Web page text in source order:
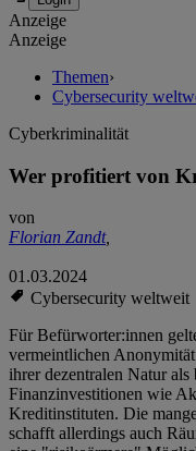
Anzeige
Anzeige
Themen›
Cybersecurity
Cyberkriminalität
Wer profitiert von
von
Florian Zandt,
01.03.2024
Cybersecurity weltweit
Für Befürworter:innen
vermeintlichen
ihrer dezentralen Natur als
Finanzinvestitionen wie
Kreditinstituten. Die
schafft allerdings auch